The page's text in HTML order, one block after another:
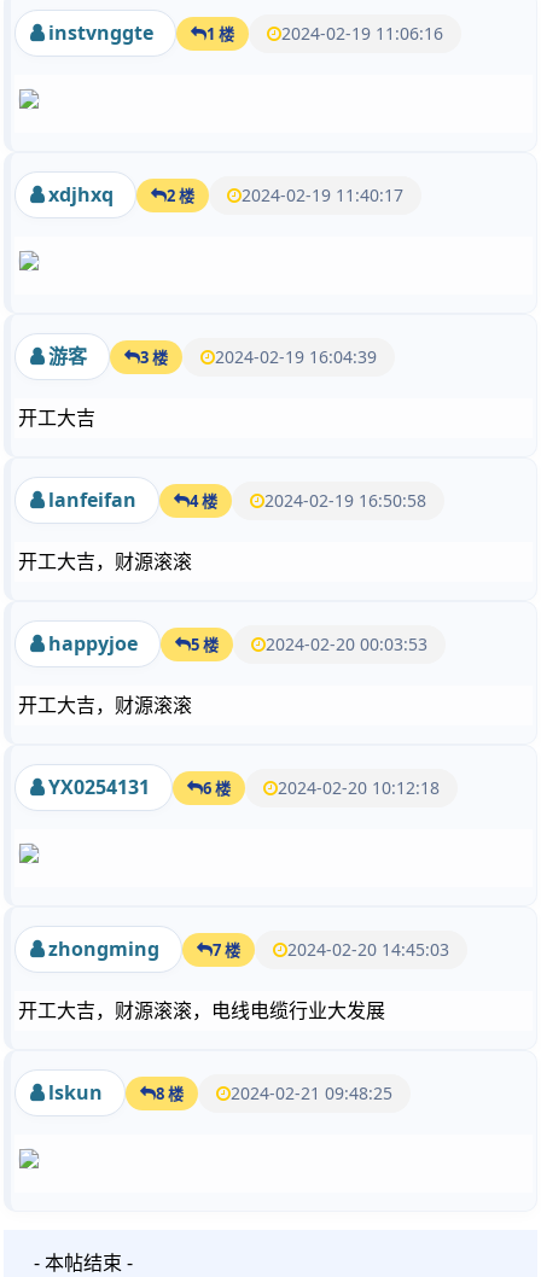
instvnggte 1 楼 2024-02-19 11:06:16
xdjhxq 2 楼 2024-02-19 11:40:17
游客 3 楼 2024-02-19 16:04:39
开工大吉
lanfeifan 4 楼 2024-02-19 16:50:58
开工大吉，财源滚滚
happyjoe 5 楼 2024-02-20 00:03:53
开工大吉，财源滚滚
YX0254131 6 楼 2024-02-20 10:12:18
zhongming 7 楼 2024-02-20 14:45:03
开工大吉，财源滚滚，电线电缆行业大发展
lskun 8 楼 2024-02-21 09:48:25
- 本帖结束 -